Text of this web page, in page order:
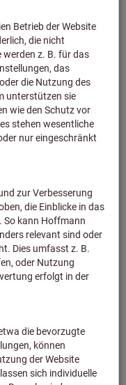
aus Ihrem ERP-
auf Ihren
personalisierten
zu. Für eine
Warenkorb und
in Ihr ERP-System
durchläuft